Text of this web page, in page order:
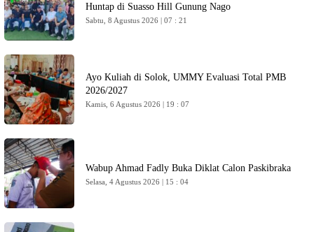
Huntap di Suasso Hill Gunung Nago
Sabtu, 8 Agustus 2026 | 07 : 21
Ayo Kuliah di Solok, UMMY Evaluasi Total PMB
2026/2027
Kamis, 6 Agustus 2026 | 19 : 07
Wabup Ahmad Fadly Buka Diklat Calon Paskibraka
Selasa, 4 Agustus 2026 | 15 : 04